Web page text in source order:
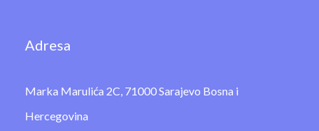
Adresa
Marka Marulića 2C, 71000 Sarajevo Bosna i
Hercegovina